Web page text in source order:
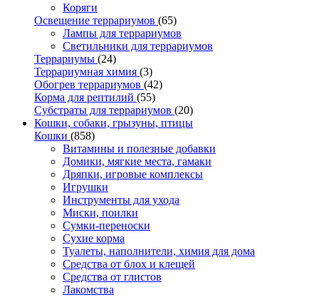
Коряги
Освещение террариумов (65)
Лампы для террариумов
Светильники для террариумов
Террариумы (24)
Террариумная химия (3)
Обогрев террариумов (42)
Корма для рептилий (55)
Субстраты для террариумов (20)
Кошки, собаки, грызуны, птицы
Кошки (858)
Витамины и полезные добавки
Домики, мягкие места, гамаки
Дряпки, игровые комплексы
Игрушки
Инструменты для ухода
Миски, поилки
Сумки-переноски
Сухие корма
Туалеты, наполнители, химия для дома
Средства от блох и клещей
Средства от глистов
Лакомства